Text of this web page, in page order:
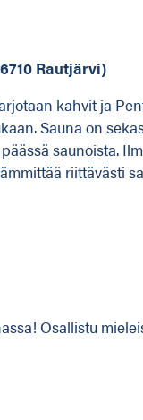
Rautjärvi)
kahvit ja
Sauna on
saunoista.
riittävästi
Osallistu